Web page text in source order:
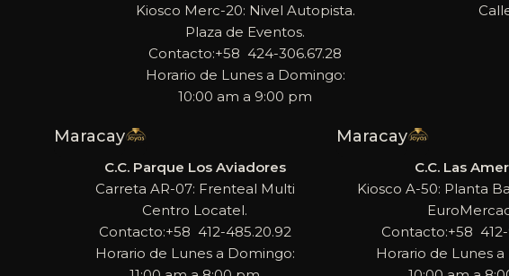
Kiosco Merc-20: Nivel Autopista.
Plaza de Eventos.
Contacto:+58 424-306.67.28
Horario de Lunes a Domingo:
10:00 am a 9:00 pm
Maracay
C.C. Parque Los Aviadores
Carreta AR-07: Frenteal Multi
Centro Locatel.
Contacto:+58 412-485.20.92
Horario de Lunes a Domingo:
Maracay
C.C. Las
Kiosco A-50: Planta
Contacto:+58 412-
Horario de Lunes